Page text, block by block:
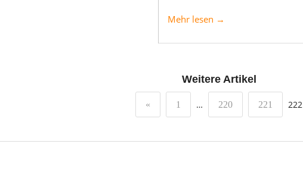
Mehr lesen →
Weitere Artikel
« 1 … 220 221 222